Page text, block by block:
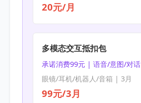
20元/月
多模态交互抵扣包
承诺消费99元 | 语音/意图/对话
眼镜/耳机/机器人/音箱 | 3月
99元/3月